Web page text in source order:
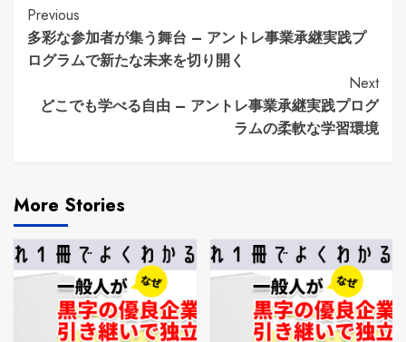
Continue
Reading
Previous
多彩な参加者が集う舞台 – アントレ事業承継実践プ
ログラムで新たな未来を切り開く
Next
どこでも学べる自由 – アントレ事業承継実践プログ
ラムの柔軟な学習環境
More Stories